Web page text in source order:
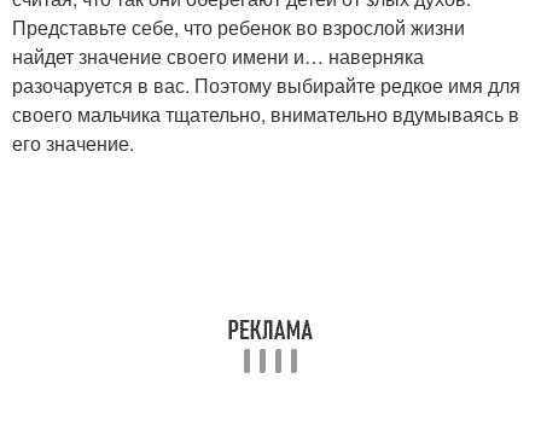
Представьте себе, что ребенок во взрослой жизни
найдет значение своего имени и… наверняка
разочаруется в вас. Поэтому выбирайте редкое имя для
своего мальчика тщательно, внимательно вдумываясь в
его значение.